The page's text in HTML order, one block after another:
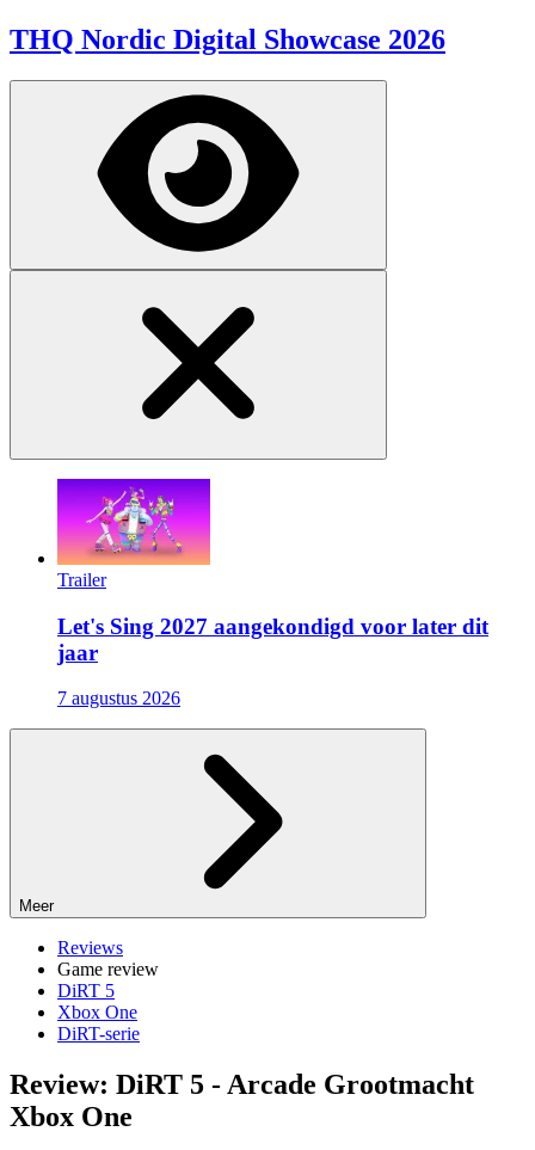
THQ Nordic Digital Showcase 2026
Trailer
Let's Sing 2027 aangekondigd voor later dit
jaar
7 augustus 2026
Meer
Reviews
Game review
DiRT 5
Xbox One
DiRT-serie
Review: DiRT 5 - Arcade Grootmacht
Xbox One